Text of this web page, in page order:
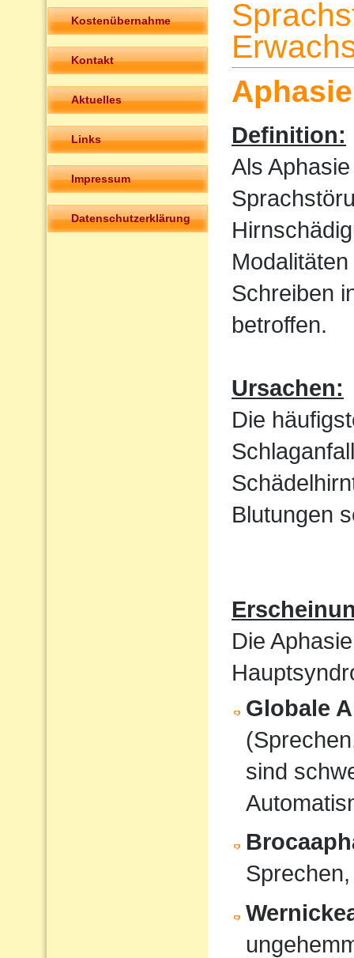
Kostenübernahme
Kontakt
Aktuelles
Links
Impressum
Datenschutzerklärung
Aphasie
Definition:
Als
Schreiben
betroffen.
Ursachen:
Die
Blutungen
Die
Globale
sind